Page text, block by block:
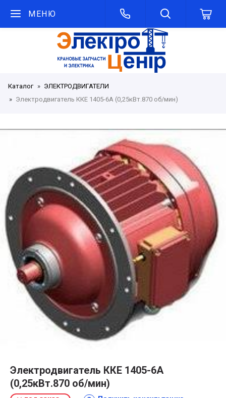
МЕНЮ
Каталог
ЭЛЕКТРОДВИГАТЕЛИ
Электродвигатель ККЕ 1405-6А (0,25кВт.870 об/мин)
Электродвигатель ККЕ 1405-6А
(0,25кВт.870 об/мин)